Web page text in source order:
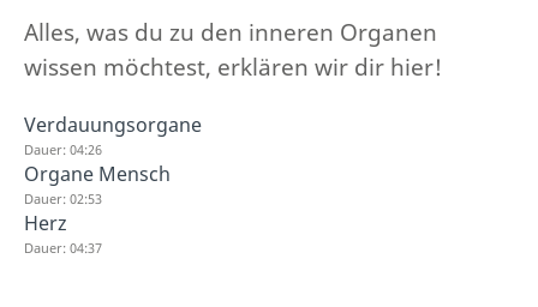
Alles, was du zu den inneren Organen
wissen möchtest, erklären wir dir hier!
Verdauungsorgane
Dauer: 04:26
Organe Mensch
Dauer: 02:53
Herz
Dauer: 04:37